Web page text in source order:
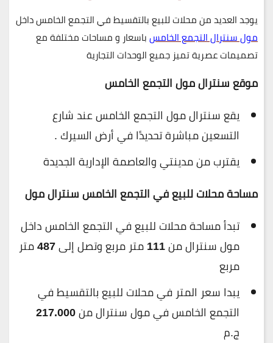
يوجد العديد من محلات للبيع بالتقسيط في التجمع الخامس داخل
مول سنترال التجمع الخامسباسعار و مساحات مختلفة مع
تصميمات عصرية تميز جميع الوحدات التجارية
موقع سنترال مول التجمع الخامس
يقع سنترال مول التجمع الخامس عند شارع
التسعين مباشرة تحديدًا في أرض السيرك .
يقترب من مدينتي والعاصمة الإدارية الجديدة
مساحة محلات للبيع في التجمع الخامس سنترال مول
تبدأ مساحة محلات للبيع في التجمع الخامس داخل
مول سنترال من111متر مربع وتصل إلى487متر
مربع
يبدا سعر المتر في محلات للبيع بالتقسيط في
التجمع الخامس في مول سنترال من217.000
ج.م